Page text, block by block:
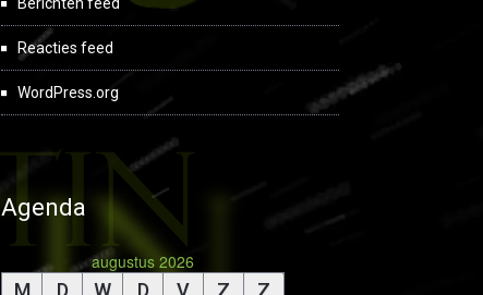
Reacties feed
WordPress.org
Agenda
augustus 2026
M D W D V Z Z